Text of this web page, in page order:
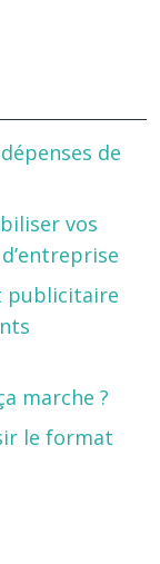
de
vos
publicitaire
marche ?
le format